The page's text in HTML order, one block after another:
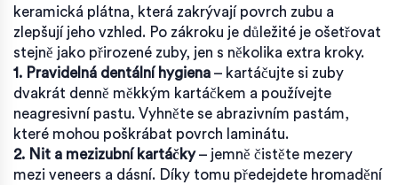
keramická plátna, která zakrývají povrch zubu a
zlepšují jeho vzhled. Po zákroku je důležité je ošetřovat
stejně jako přirozené zuby, jen s několika extra kroky.
1. Pravidelná dentální hygiena – kartáčujte si zuby
dvakrát denně měkkým kartáčkem a používejte
neagresivní pastu. Vyhněte se abrazivním pastám,
které mohou poškrábat povrch laminátu.
2. Nit a mezizubní kartáčky– jemně čistěte mezery
mezi veneers a dásní. Díky tomu předejdete hromadění